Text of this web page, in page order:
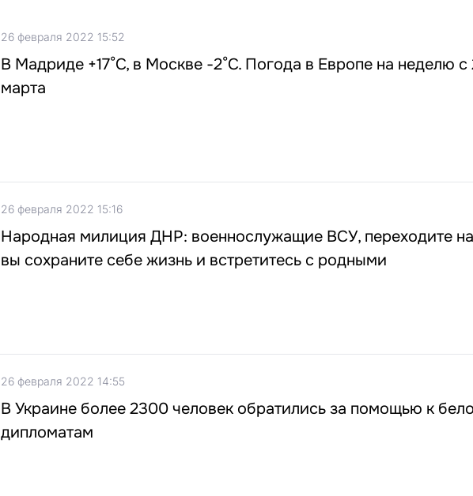
26 февраля 2022 15:52
В Мадриде +17°C, в Москве -2°C. Погода в Европе на неделю
марта
26 февраля 2022 15:16
Народная милиция ДНР: военнослужащие ВСУ, переходите
вы сохраните себе жизнь и встретитесь с родными
26 февраля 2022 14:55
В Украине более 2300 человек обратились за помощью к
дипломатам